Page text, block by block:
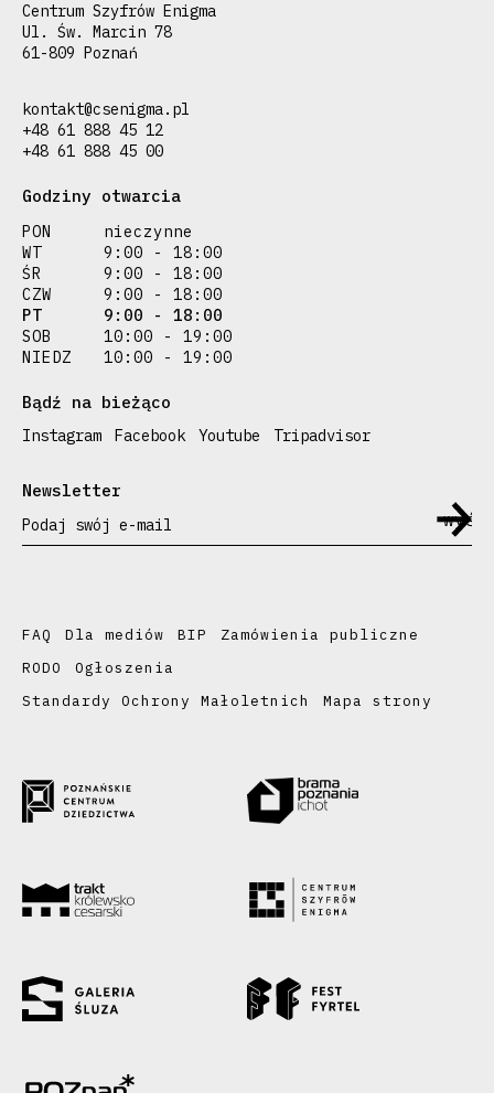
Centrum Szyfrów Enigma
Ul. Św. Marcin 78
61-809 Poznań
kontakt@csenigma.pl
+48 61 888 45 12
+48 61 888 45 00
Godziny otwarcia
PON
nieczynne
WT
9:00 - 18:00
ŚR
9:00 - 18:00
CZW
9:00 - 18:00
PT
9:00 - 18:00
SOB
10:00 - 19:00
NIEDZ
10:00 - 19:00
Bądź na bieżąco
Instagram Facebook Youtube Tripadvisor
Newsletter
Podaj swój e-mail
FAQ Dla mediów BIP
Zamówienia publiczne
RODO
Ogłoszenia
Standardy Ochrony Małoletnich
Mapa strony